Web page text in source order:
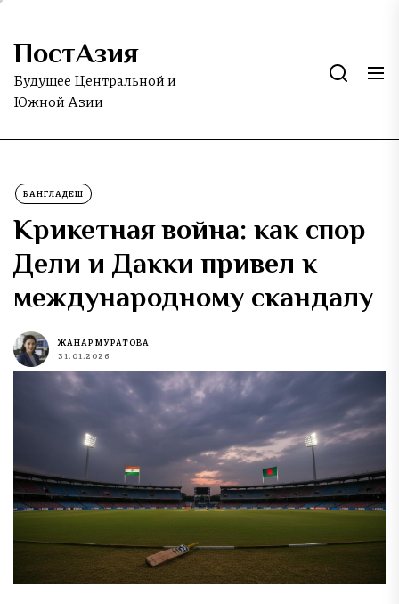
Skip
the
content
ПостАзия
Будущее Центральной и
Южной Азии
БАНГЛАДЕШ
Крикетная война: как спор
Дели и Дакки привел к
международному скандалу
ЖАНАР МУРАТОВА
31.01.2026